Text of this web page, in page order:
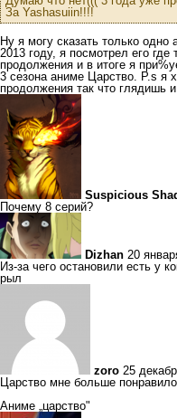
За Yashasuiin!!!!
Ну я могу сказать только
2013 году, я посмотрел его
продолжения и в итоге я
3 сезона аниме Царство. P.s я
продолжения так что глядишь
Suspicious
Почему 8 серий?
Dizhan 20
Из-за чего остановили есть у
рыл
zoro 25
Царство мне больше
Аниме „царство"